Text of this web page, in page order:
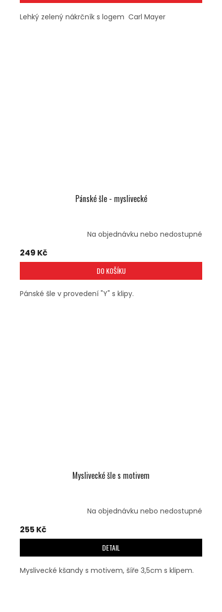
Lehký zelený nákrčník s logem Carl Mayer
Pánské šle - myslivecké
Na objednávku nebo nedostupné
249 Kč
DO KOŠÍKU
Pánské šle v provedení "Y" s klipy.
Myslivecké šle s motivem
Na objednávku nebo nedostupné
255 Kč
DETAIL
Myslivecké kšandy s motivem, šíře 3,5cm s klipem.